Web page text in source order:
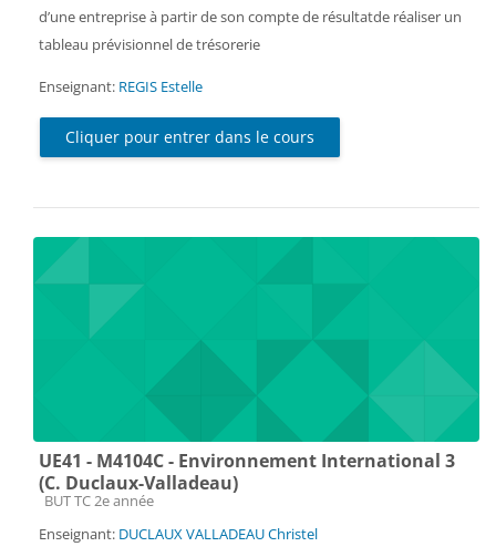
d’une entreprise à partir de son compte de résultatde réaliser un
tableau prévisionnel de trésorerie
Enseignant: REGIS Estelle
Cliquer pour entrer dans le cours
UE41 - M4104C - Environnement International 3
(C. Duclaux-Valladeau)
Catégorie de cours
BUT TC 2e année
Enseignant: DUCLAUX VALLADEAU Christel